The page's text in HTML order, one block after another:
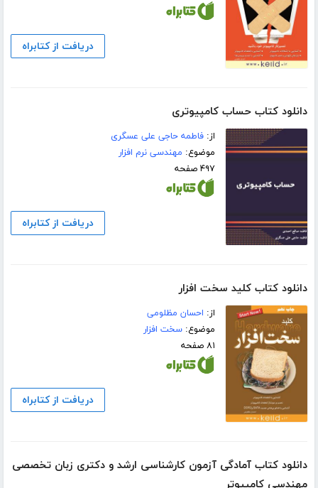
دریافت از کتابراه
دانلود کتاب حساب کامپیوتری
از:فاطمه حاجی علی عسگری
موضوع: مهندسی نرم افزار
۴۹۷ صفحه
دریافت از کتابراه
دانلود کتاب کلید سخت افزار
از: احسان مظلومی
موضوع:سخت افزار
۸۱ صفحه
دریافت از کتابراه
دانلود کتاب آمادگی آزمون کارشناسی ارشد و دکتری زبان تخصصی
مهندسی کامپیوتر